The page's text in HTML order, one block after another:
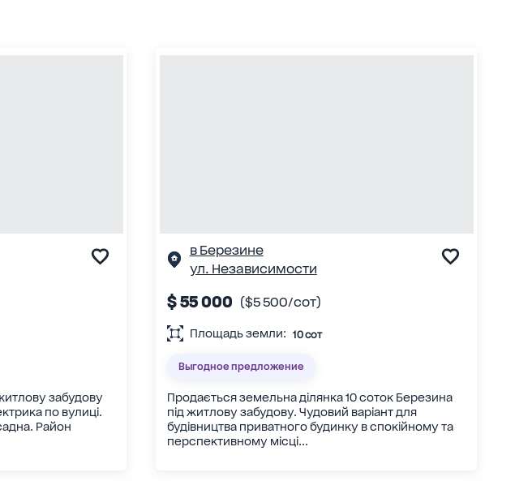
забудову
по вулиці.
Район
в Березине
ул. Независимости
$ 55 000 ($5 500/сот)
Площадь земли: 10 сот
Выгодное предложение
Продається земельна ділянка 10 соток Березина
під житлову забудову. Чудовий варіант для
будівництва приватного будинку в спокійному та
перспективному місці...